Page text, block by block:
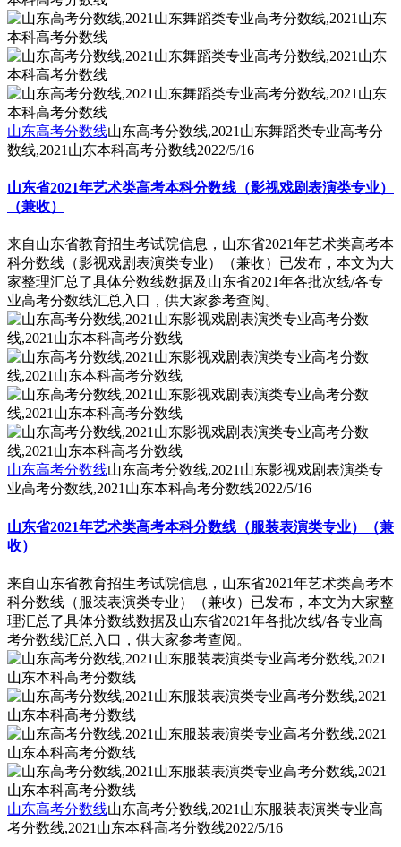
山东高考分数线山东高考分数线,2021山东舞蹈类专业高考分
数线,2021山东本科高考分数线2022/5/16
山东省2021年艺术类高考本科分数线（影视戏剧表演类专业）
（兼收）
来自山东省教育招生考试院信息，山东省2021年艺术类高考本
科分数线（影视戏剧表演类专业）（兼收）已发布，本文为大
家整理汇总了具体分数线数据及山东省2021年各批次线/各专
业高考分数线汇总入口，供大家参考查阅。
山东高考分数线山东高考分数线,2021山东影视戏剧表演类专
业高考分数线,2021山东本科高考分数线2022/5/16
山东省2021年艺术类高考本科分数线（服装表演类专业）（兼
收）
来自山东省教育招生考试院信息，山东省2021年艺术类高考本
科分数线（服装表演类专业）（兼收）已发布，本文为大家整
理汇总了具体分数线数据及山东省2021年各批次线/各专业高
考分数线汇总入口，供大家参考查阅。
山东高考分数线山东高考分数线,2021山东服装表演类专业高
考分数线,2021山东本科高考分数线2022/5/16